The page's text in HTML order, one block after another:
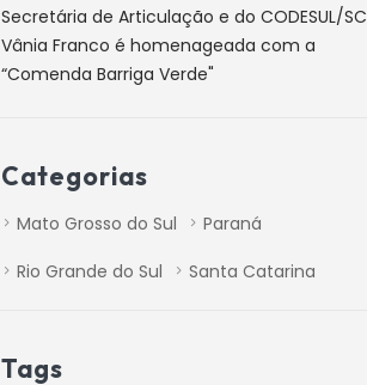
Secretária de Articulação e do CODESUL/SC
Vânia Franco é homenageada com a
“Comenda Barriga Verde"
Categorias
Mato Grosso do Sul
Paraná
Rio Grande do Sul
Santa Catarina
Tags